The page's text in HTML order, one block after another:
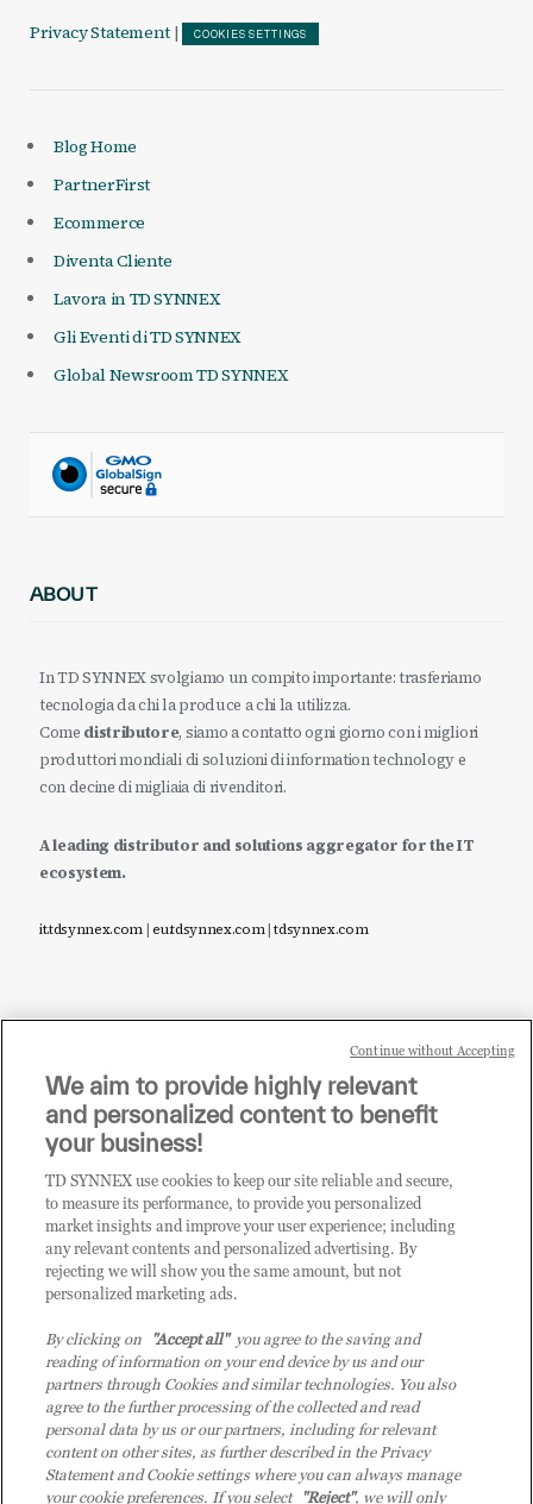
Privacy Statement | COOKIES SETTINGS
Blog Home
PartnerFirst
Ecommerce
Diventa Cliente
Lavora in TD SYNNEX
Gli Eventi di TD SYNNEX
Global Newsroom TD SYNNEX
ABOUT
In TD SYNNEX svolgiamo un compito importante: trasferiamo
tecnologia da chi la produce a chi la utilizza.
Come distributore, siamo a contatto ogni giorno con i migliori
produttori mondiali di soluzioni di information technology e
con decine di migliaia di rivenditori.
A leading distributor and solutions aggregator for the IT
ecosystem.
it.tdsynnex.com|eu.tdsynnex.com|tdsynnex.com
Sei un rivenditore di tecnologia e desideri acquistare
i prodotti o le soluzioni trattate sul blog?
CLICCA QUI E DIVENTA
CLIENTE TD SYNNEX
We aim to provide highly relevant
and personalized content to benefit
your business!
TD SYNNEX use cookies to keep our site reliable and secure,
to measure its performance, to provide you personalized
market insights and improve your user experience; including
any relevant contents and personalized advertising. By
rejecting we will show you the same amount, but not
personalized marketing ads.
By clicking on "Accept all"you agree to the saving and
reading of information on your end device by us and our
partners through Cookies and similar technologies. You also
agree to the further processing of the collected and read
personal data by us or our partners, including for relevant
content on other sites, as further described in the Privacy
Statement and Cookie settings where you can always manage
your cookie preferences. If you select "Reject", we will only
Continue without Accepting